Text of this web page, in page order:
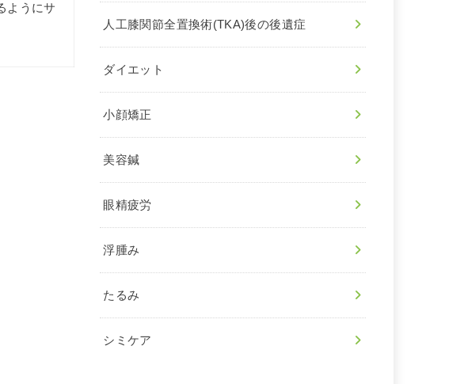
ようにサ
人工膝関節全置換術(TKA)後の後遺症
ダイエット
小顔矯正
美容鍼
眼精疲労
浮腫み
たるみ
シミケア